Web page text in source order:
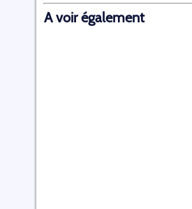
A voir également